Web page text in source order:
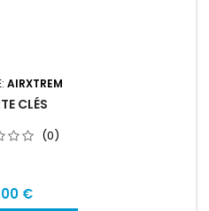
AIRXTREM
CLÉS
(0)
€